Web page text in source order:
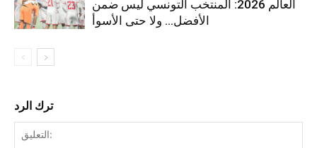
العالم 2026: المنتخب التونسي ليس ضمن
الأفضل… ولا حتى الأسوأ
ترك الرد